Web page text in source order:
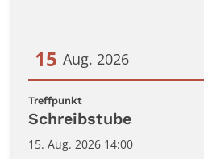
15 Aug. 2026
Datum: 15. August 2026
Treffpunkt:
Schreibstube
15. Aug. 2026 14:00